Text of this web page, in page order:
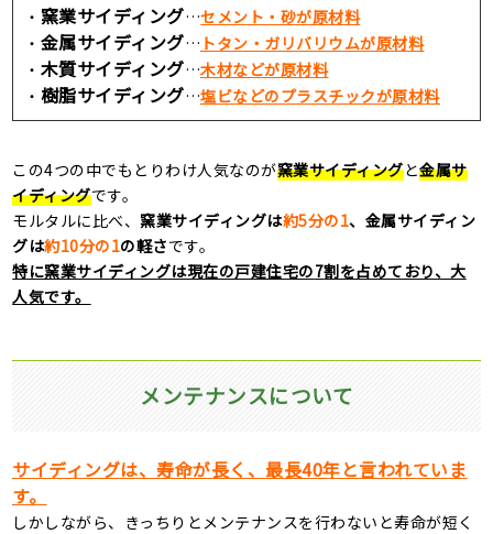
・ 窯業サイディング…セメント・砂が原材料
・ 金属サイディング… トタン・ガリバリウムが原材料
・ 木質サイディング…木材などが原材料
・ 樹脂サイディング…塩ビなどのプラスチックが原材料
この4つの中でもとりわけ人気なのが窯業サイディングと金属サ
イディングです。
モルタルに比べ、窯業サイディングは約5分の1、金属サイディン
グは約10分の1の軽さです。
特に窯業サイディングは現在の戸建住宅の7割を占めており、大
人気です。
メンテナンスについて
サイディングは、寿命が長く、最長40年と言われていま
す。
しかしながら、きっちりとメンテナンスを行わないと寿命が短く